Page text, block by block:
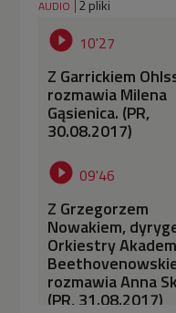
AUDIO 2 pliki
 10'27
Z Garrickiem
rozmawia Milena
Gąsienica. (PR,
30.08.2017)
 09'46
Z Grzegorzem
Nowakiem,
Orkiestry
rozmawia Anna
(PR, 31.08.2017)